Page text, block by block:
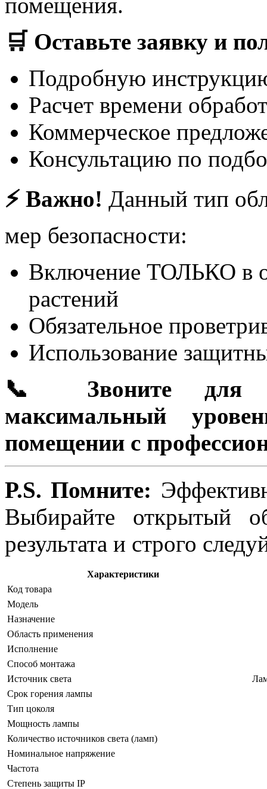
🛒 Оставьте заявку и
Подробную
Расчет времени
Коммерческое
Консультацию по
⚡ Важно! Данный тип
мер безопасности:
Включение ТОЛЬКО в
растений
Обязательное
Использование
📞 Звоните для
максимальный
помещении с
P.S. Помните:
Выбирайте открытый
результата и строго
Характеристики
Код товара
Модель
Назначение
Область применения
Исполнение
Способ монтажа
Источник света
Срок горения лампы
Тип цоколя
Мощность лампы
Количество источников света (ламп)
Номинальное напряжение
Частота
Степень защиты IP